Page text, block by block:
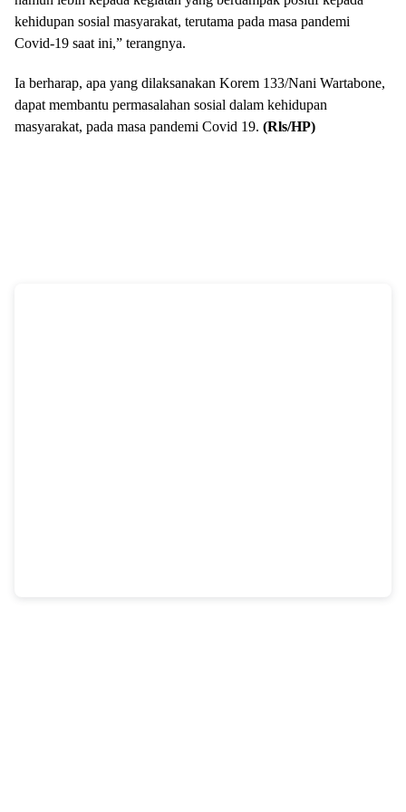
kehidupan sosial masyarakat, terutama pada masa pandemi
Covid-19 saat ini,” terangnya.
Ia berharap, apa yang dilaksanakan Korem 133/Nani Wartabone,
dapat membantu permasalahan sosial dalam kehidupan
masyarakat, pada masa pandemi Covid 19. (Rls/HP)